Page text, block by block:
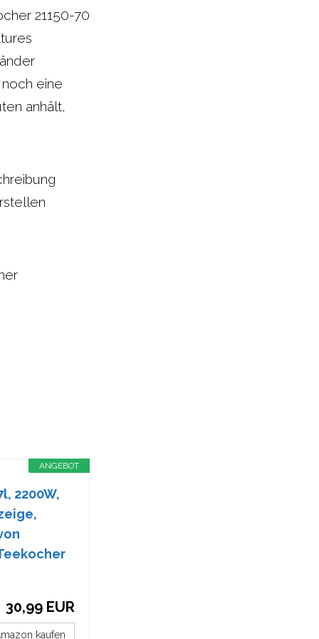
21150-70
eine
anhält,
ANGEBOT
2200W,
30,99 EUR
kaufen